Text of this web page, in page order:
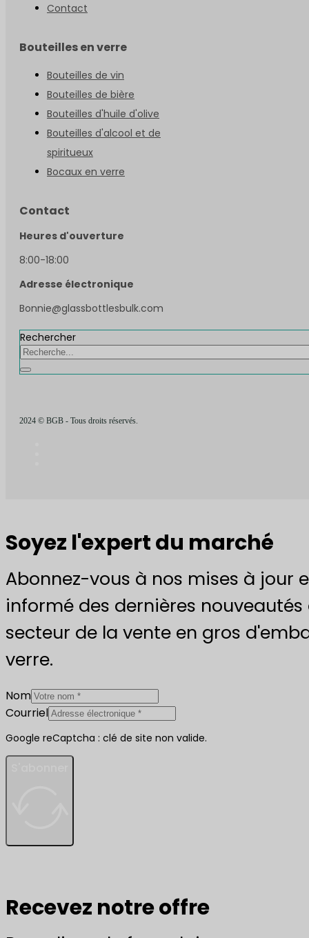
Contact
Bouteilles en verre
Bouteilles de vin
Bouteilles de bière
Bouteilles d'huile d'olive
Bouteilles d'alcool et de
spiritueux
Bocaux en verre
Contact
Heures d'ouverture
8:00-18:00
Adresse électronique
Bonnie@glassbottlesbulk.com
Rechercher
2024 © BGB - Tous droits réservés.
Soyez l'expert du marché
Abonnez-vous à nos mises à jour
informé des dernières nouveautés
secteur de la vente en gros
verre.
Nom
Courriel
Google reCaptcha : clé de site non valide.
Recevez notre offre